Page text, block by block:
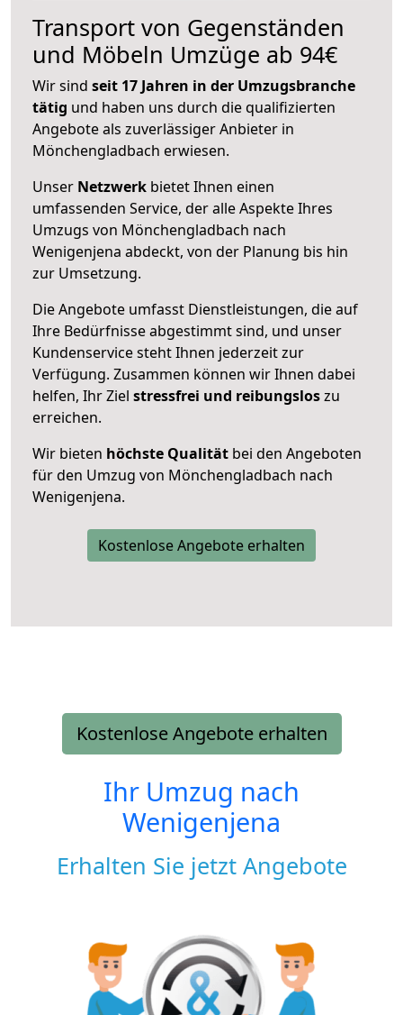
Transport von Gegenständen
und Möbeln Umzüge ab 94€
Wir sind seit 17 Jahren in der Umzugsbranche
tätig und haben uns durch die qualifizierten
Angebote als zuverlässiger Anbieter in
Mönchengladbach erwiesen.
Unser Netzwerk bietet Ihnen einen
umfassenden Service, der alle Aspekte Ihres
Umzugs von Mönchengladbach nach
Wenigenjena abdeckt, von der Planung bis hin
zur Umsetzung.
Die Angebote umfasst Dienstleistungen, die auf
Ihre Bedürfnisse abgestimmt sind, und unser
Kundenservice steht Ihnen jederzeit zur
Verfügung. Zusammen können wir Ihnen dabei
helfen, Ihr Ziel stressfrei und reibungsloszu
erreichen.
Wir bieten höchste Qualität bei den Angeboten
für den Umzug von Mönchengladbach nach
Wenigenjena.
Kostenlose Angebote erhalten
Kostenlose Angebote erhalten
Ihr Umzug nach
Wenigenjena
Erhalten Sie jetzt Angebote